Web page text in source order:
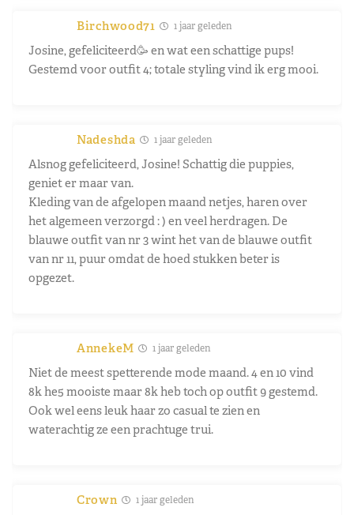
Birchwood71 1 jaar geleden
Josine, gefeliciteerd🥳 en wat een schattige pups!
Gestemd voor outfit 4; totale styling vind ik erg mooi.
Nadeshda 1 jaar geleden
Alsnog gefeliciteerd, Josine! Schattig die puppies,
geniet er maar van.
Kleding van de afgelopen maand netjes, haren over
het algemeen verzorgd : ) en veel herdragen. De
blauwe outfit van nr 3 wint het van de blauwe outfit
van nr 11, puur omdat de hoed stukken beter is
opgezet.
AnnekeM 1 jaar geleden
Niet de meest spetterende mode maand. 4 en 10 vind
8k he5 mooiste maar 8k heb toch op outfit 9 gestemd.
Ook wel eens leuk haar zo casual te zien en
waterachtig ze een prachtuge trui.
Crown 1 jaar geleden